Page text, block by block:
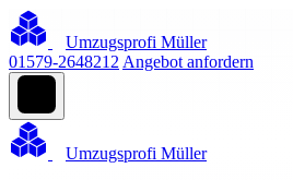
Umzugsprofi Müller
01579-2648212 Angebot anfordern
Umzugsprofi Müller